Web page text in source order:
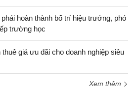
hoàn thành bố trí hiệu trưởng, phó
trường học
giá ưu đãi cho doanh nghiệp siêu
Xem thêm